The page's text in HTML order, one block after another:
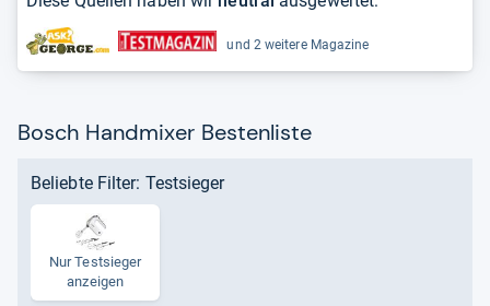
und 2 weitere Magazine
Bosch Handmixer Bestenliste
Beliebte Filter: Testsieger
Nur Test­sie­ger
anzei­gen